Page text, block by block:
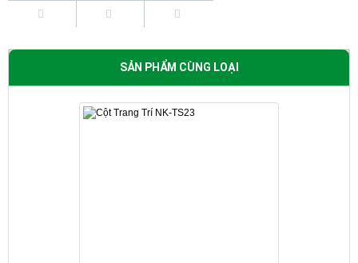
SẢN PHẨM CÙNG LOẠI